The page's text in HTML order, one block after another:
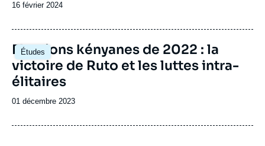
Date
publication
16 février 2024
Études
Image
principale
Elections kényanes de 2022 : la
victoire de Ruto et les luttes intra-
élitaires
Date
publication
01 décembre 2023